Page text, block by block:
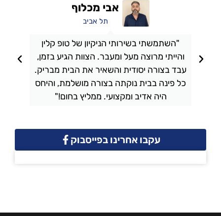
"השתמשתי בשירותי הניקיון של טופ קלין
והייתי מרוצה מעל ומעבר. הצוות הגיע בזמן,
עבד בצורה יסודית והשאיר את הבית מבריק.
כל פינה בבית נוקתה בצורה מושלמת, והיחס
היה אדיב ומקצועי. ממליץ בחום!"
אבי מכלוף
תל אביב
עקבו אחרינו בפייסבוק